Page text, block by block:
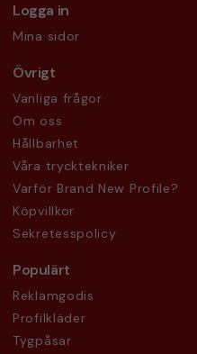
Logga in
Mina sidor
Övrigt
Vanliga frågor
Om oss
Hållbarhet
Våra trycktekniker
Varför Brand New Profile?
Köpvillkor
Sekretesspolicy
Populärt
Reklamgodis
Profilkläder
Tygpåsar